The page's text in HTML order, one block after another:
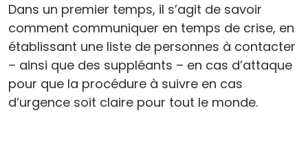
Dans un premier temps, il s’agit de savoir
comment communiquer en temps de crise, en
établissant une liste de personnes à contacter
– ainsi que des suppléants – en cas d’attaque
pour que la procédure à suivre en cas
d’urgence soit claire pour tout le monde.